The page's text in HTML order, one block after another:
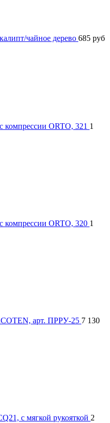
чайное дерево 685 руб
компрессии ORTO, 321 1
компрессии ORTO, 320 1
арт. ПРРУ-25 7 130
с мягкой рукояткой 2